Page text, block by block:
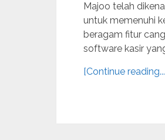
Majoo telah
untuk memenuhi
beragam fitur
software kasir
[Continue